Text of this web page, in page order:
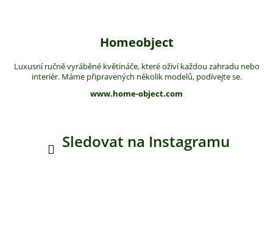
Homeobject
Luxusní ručně vyráběné květináče, které oživí každou zahradu nebo
interiér. Máme připravených několik modelů, podívejte se.
www.home-object.com
Sledovat na Instagramu